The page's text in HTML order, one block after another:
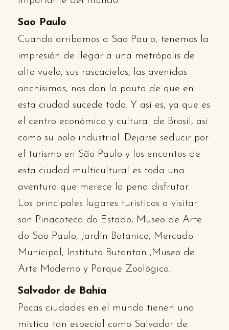
Sao Paulo
Cuando arribamos a Sao Paulo, tenemos la
impresión de llegar a una metrópolis de
alto vuelo, sus rascacielos, las avenidas
anchísimas, nos dan la pauta de que en
esta ciudad sucede todo. Y así es, ya que es
el centro económico y cultural de Brasil, así
como su polo industrial. Dejarse seducir por
el turismo en São Paulo y los encantos de
esta ciudad multicultural es toda una
aventura que merece la pena disfrutar.
Los principales lugares turísticos a visitar
son Pinacoteca do Estado, Museo de Arte
do Sao Paulo, Jardín Botánico, Mercado
Municipal, Instituto Butantan ,Museo de
Arte Moderno y Parque Zoológico.
Salvador de Bahía
Pocas ciudades en el mundo tienen una
mística tan especial como Salvador de